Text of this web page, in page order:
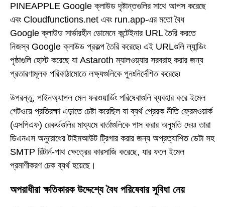
PINEAPPLE Google ক্লাউড দৃষ্টান্তগুলির সাথে আপস করেছে
এবং Cloudfunctions.net এবং run.app-এর মতো বৈধ
Google ক্লাউড সার্ভারহীন ডোমেনে কন্টেইনার URL তৈরি করতে
নিজস্ব Google ক্লাউড প্রকল্প তৈরি করেছে৷ এই URLগুলি ল্যান্ডিং
পৃষ্ঠাগুলি হোস্ট করেছে যা Astaroth ম্যালওয়্যার সরবরাহ করার জন্য
প্রতারণামূলক পরিকাঠামোতে লক্ষ্যগুলিকে পুনঃনির্দেশিত করেছে৷
উপরন্তু, পাইনঅ্যাপল মেল ফরওয়ার্ডিং পরিষেবাগুলি ব্যবহার করে ইমেল
গেটওয়ে প্রতিরক্ষা এড়াতে চেষ্টা করেছিল যা ব্যর্থ প্রেরক নীতি ফ্রেমওয়ার্ক
(এসপিএফ) রেকর্ডগুলির মাধ্যমে বার্তাগুলিকে পাস করার অনুমতি দেয়৷ তারা
ডিএনএস অনুরোধের টাইমআউট ট্রিগার করার জন্য অপ্রত্যাশিত ডেটা সহ
SMTP রিটার্ন-পাথ ক্ষেত্রের কারসাজি করেছে, যার ফলে ইমেল
প্রমাণীকরণ চেক ব্যর্থ হয়েছে।
অপরাধীরা ক্ষতিকারক উদ্দেশ্যে বৈধ পরিষেবার সুবিধা নেয়